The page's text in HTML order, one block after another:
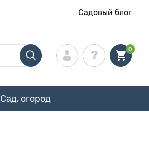
Садовый блог
0
Сад, огород